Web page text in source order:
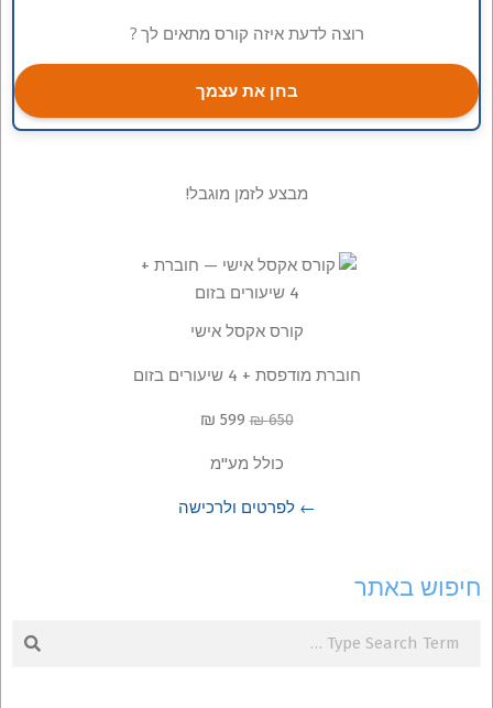
רוצה לדעת איזה קורס מתאים לך ?
בחן את עצמך
מבצע לזמן מוגבל!
קורס אקסל אישי
חוברת מודפסת + 4 שיעורים בזום
650 ₪
599 ₪
כולל מע"מ
← לפרטים ולרכישה
חיפוש באתר